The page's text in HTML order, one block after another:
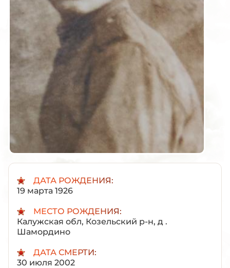
ДАТА РОЖДЕНИЯ:
19 марта 1926
МЕСТО РОЖДЕНИЯ:
Калужская обл, Козельский р-н, д .
Шамордино
ДАТА СМЕРТИ:
30 июля 2002